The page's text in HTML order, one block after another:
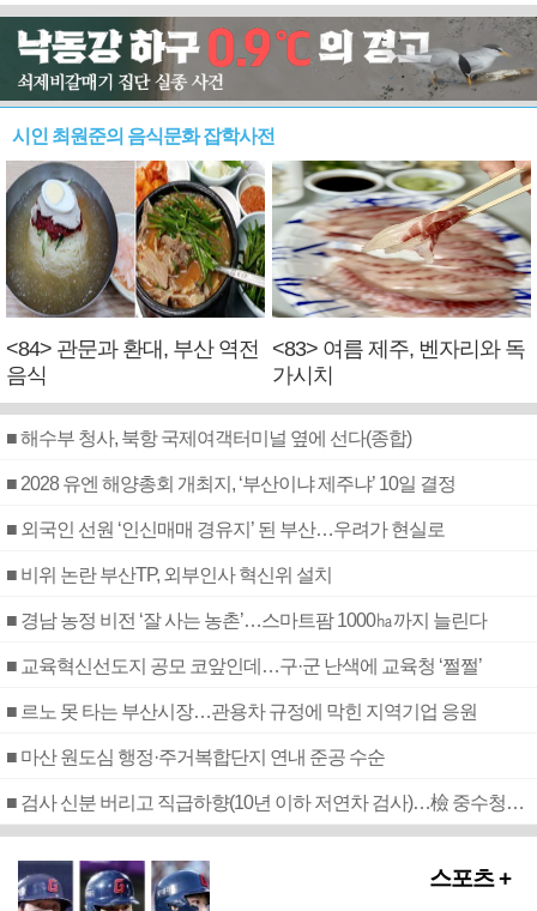
시인 최원준의 음식문화 잡학사전
<84> 관문과 환대, 부산 역전
음식
<83> 여름 제주, 벤자리와 독
가시치
■ 해수부 청사, 북항 국제여객터미널 옆에 선다(종합)
■ 2028 유엔 해양총회 개최지, ‘부산이냐 제주냐’ 10일 결정
■ 외국인 선원 ‘인신매매 경유지’ 된 부산…우려가 현실로
■ 비위 논란 부산TP, 외부인사 혁신위 설치
■ 경남 농정 비전 ‘잘 사는 농촌’…스마트팜 1000㏊까지 늘린다
■ 교육혁신선도지 공모 코앞인데…구·군 난색에 교육청 ‘쩔쩔’
■ 르노 못 타는 부산시장…관용차 규정에 막힌 지역기업 응원
■ 마산 원도심 행정·주거복합단지 연내 준공 수순
■ 검사 신분 버리고 직급하향(10년 이하 저연차 검사)…檢 중수청행 기피
스포츠 +